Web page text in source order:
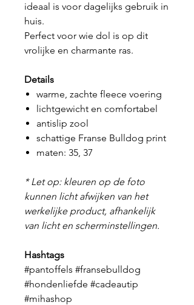
ideaal is voor dagelijks gebruik in
huis.
Perfect voor wie dol is op dit
vrolijke en charmante ras.
Details
warme, zachte fleece voering
lichtgewicht en comfortabel
antislip zool
schattige Franse Bulldog print
maten: 35, 37
* Let op: kleuren op de foto
kunnen licht afwijken van het
werkelijke product, afhankelijk
van licht en scherminstellingen.
Hashtags
#pantoffels #fransebulldog
#hondenliefde #cadeautip
#mihashop